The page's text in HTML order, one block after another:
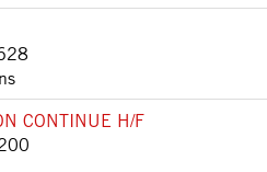
CONTINUE H/F